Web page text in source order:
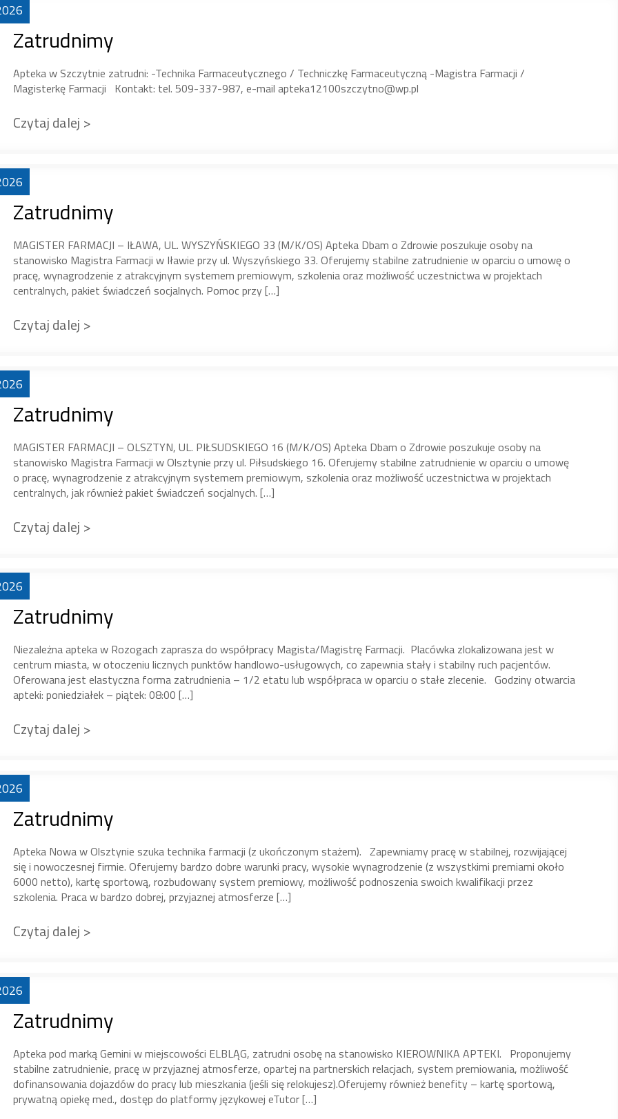
Zatrudnimy
Apteka w Szczytnie zatrudni: -Technika Farmaceutycznego / Techniczkę Farmaceutyczną -Magistra Farmacji /
Magisterkę Farmacji Kontakt: tel. 509-337-987, e-mail apteka12100szczytno@wp.pl
Czytaj dalej >
Zatrudnimy
MAGISTER FARMACJI – IŁAWA, UL. WYSZYŃSKIEGO 33 (M/K/OS) Apteka Dbam o Zdrowie poszukuje osoby na
stanowisko Magistra Farmacji w Iławie przy ul. Wyszyńskiego 33. Oferujemy stabilne zatrudnienie w oparciu o umowę o
pracę, wynagrodzenie z atrakcyjnym systemem premiowym, szkolenia oraz możliwość uczestnictwa w projektach
centralnych, pakiet świadczeń socjalnych. Pomoc przy […]
Czytaj dalej >
Zatrudnimy
MAGISTER FARMACJI – OLSZTYN, UL. PIŁSUDSKIEGO 16 (M/K/OS) Apteka Dbam o Zdrowie poszukuje osoby na
stanowisko Magistra Farmacji w Olsztynie przy ul. Piłsudskiego 16. Oferujemy stabilne zatrudnienie w oparciu o umowę
o pracę, wynagrodzenie z atrakcyjnym systemem premiowym, szkolenia oraz możliwość uczestnictwa w projektach
centralnych, jak również pakiet świadczeń socjalnych. […]
Czytaj dalej >
Zatrudnimy
Niezależna apteka w Rozogach zaprasza do współpracy Magista/Magistrę Farmacji. Placówka zlokalizowana jest w
centrum miasta, w otoczeniu licznych punktów handlowo-usługowych, co zapewnia stały i stabilny ruch pacjentów.
Oferowana jest elastyczna forma zatrudnienia – 1/2 etatu lub współpraca w oparciu o stałe zlecenie. Godziny otwarcia
apteki: poniedziałek – piątek: 08:00 […]
Czytaj dalej >
Zatrudnimy
Apteka Nowa w Olsztynie szuka technika farmacji (z ukończonym stażem). Zapewniamy pracę w stabilnej, rozwijającej
się i nowoczesnej firmie. Oferujemy bardzo dobre warunki pracy, wysokie wynagrodzenie (z wszystkimi premiami około
6000 netto), kartę sportową, rozbudowany system premiowy, możliwość podnoszenia swoich kwalifikacji przez
szkolenia. Praca w bardzo dobrej, przyjaznej atmosferze […]
Czytaj dalej >
Zatrudnimy
Apteka pod marką Gemini w miejscowości ELBLĄG, zatrudni osobę na stanowisko KIEROWNIKA APTEKI. Proponujemy
stabilne zatrudnienie, pracę w przyjaznej atmosferze, opartej na partnerskich relacjach, system premiowania, możliwość
dofinansowania dojazdów do pracy lub mieszkania (jeśli się relokujesz).Oferujemy również benefity – kartę sportową,
prywatną opiekę med., dostęp do platformy językowej eTutor […]